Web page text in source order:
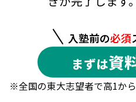
入塾前の必須
まずは資
※全国の東大志望者で高1か